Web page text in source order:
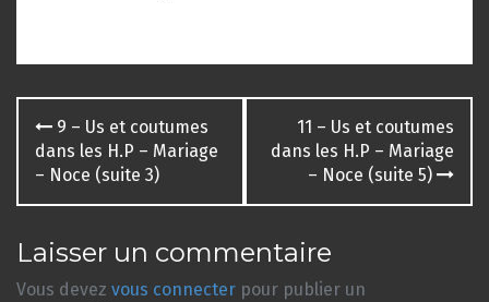
Navigation
des
articles
9 – Us et coutumes
dans les H.P – Mariage
– Noce (suite 3)
11 – Us et coutumes
dans les H.P – Mariage
– Noce (suite 5)
Laisser un commentaire
Vous devez vous connecter pour publier un